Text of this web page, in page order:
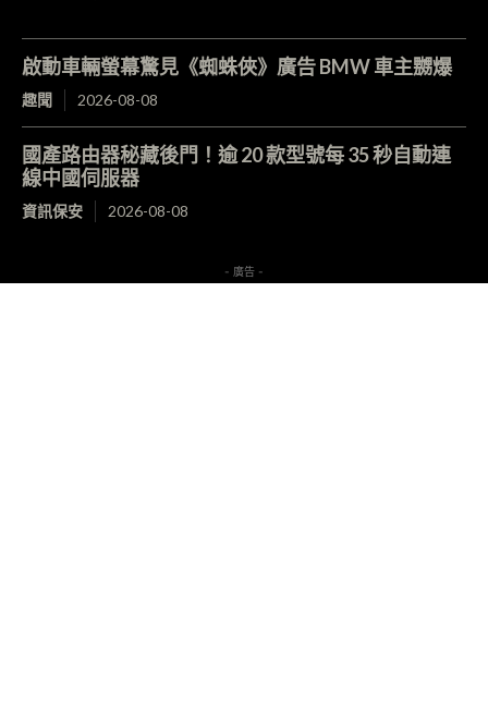
啟動車輛螢幕驚見《蜘蛛俠》廣告 BMW 車主嬲爆
趣聞 2026-08-08
國產路由器秘藏後門！逾 20 款型號每 35 秒自動連
線中國伺服器
資訊保安 2026-08-08
- 廣告 -